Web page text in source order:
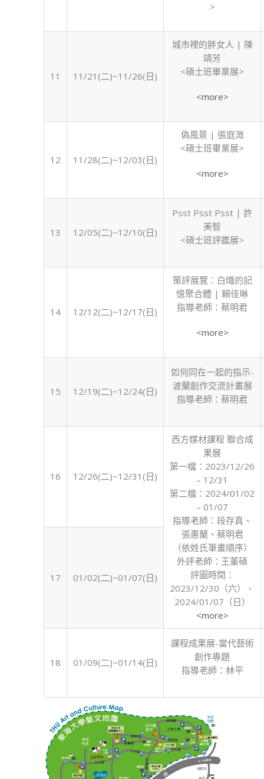
>
11 11/21(二)~11/26(日)
城市裡的胖女人 | 陳
靖芳
<碩士班畢業展>
<more>
12 11/28(二)~12/03(日)
偽風景 | 張庭溦
<碩士班畢業展>
<more>
13 12/05(二)~12/10(日)
Psst Psst Psst | 許
美智
<碩士班評鑑展>
14 12/12(二)~12/17(日)
策評展覽：白熾的記
憶聚合體 | 賴佳琳
指導老師：蔡明君
<more>
15 12/19(二)~12/24(日)
如何同在一起的指示-
波蘭創作交流計畫展
指導老師：蔡明君
16 12/26(二)~12/31(日)
西方媒材課程 聯合成
果展
第一檔：2023/12/26
– 12/31
第二檔：2024/01/02
– 01/07
指導老師：段存真、
張惠蘭、蔡明君
（依姓氏筆畫順序）
外評老師：王董碩
評圖時間：
2023/12/30（六）、
2024/01/07（日）
<more>
17 01/02(二)~01/07(日)
18 01/09(二)~01/14(日)
課程成果展-當代藝術
創作專題
指導老師：林平